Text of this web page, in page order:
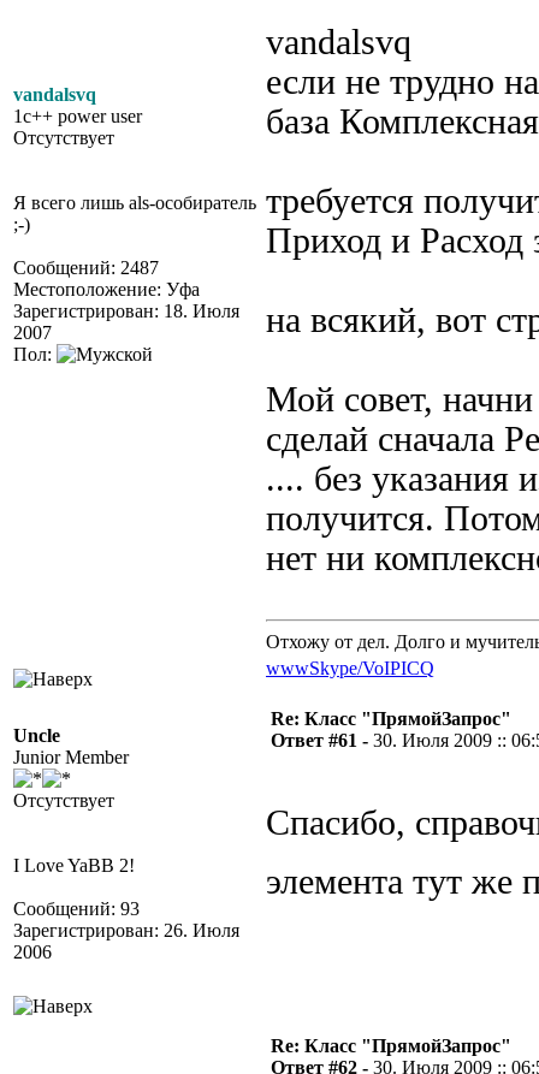
vandalsvq
1c++ power user
Отсутствует
Я всего лишь als-особиратель
;-)
Сообщений: 2487
Местоположение: Уфа
Зарегистрирован: 18. Июля
2007
Пол:
vandalsvq
если не трудно
база
требуется
Приход и Расход
на всякий, вот
Мой совет, начни
сделай сначала
.... без указания
получится.
нет ни
Отхожу от дел. Долго и
wwwSkype/VoIPICQ
Uncle
Junior Member
Отсутствует
I Love YaBB 2!
Сообщений: 93
Зарегистрирован: 26. Июля
2006
Re: Класс "ПрямойЗапрос"
Ответ #61 - 30. Июля 2009 ::
Спасибо,
элемента тут же
Re: Класс "ПрямойЗапрос"
Ответ #62 - 30. Июля 2009 ::